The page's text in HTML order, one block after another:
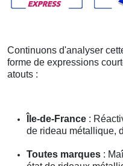
Continuons d'analyser
forme de expressions
atouts :
Île-de-France :
de rideau métallique,
Toutes marques :